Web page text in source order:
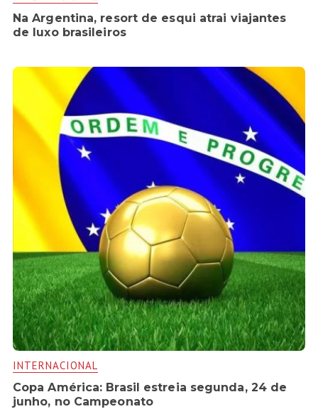
Na Argentina, resort de esqui atrai viajantes
de luxo brasileiros
INTERNACIONAL
Copa América: Brasil estreia segunda, 24 de
junho, no Campeonato